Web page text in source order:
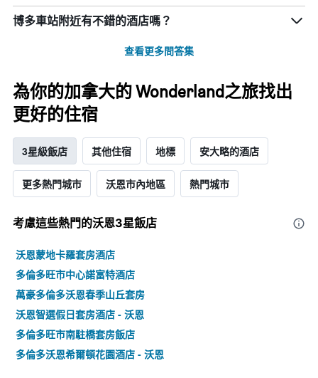
博多車站附近有不錯的酒店嗎？
查看更多問答集
為你的加拿大的 Wonderland之旅找出
更好的住宿
3星級飯店 其他住宿 地標 安大略的酒店
更多熱門城市 沃恩市內地區 熱門城市
考慮這些熱門的沃恩3星​飯店
沃恩蒙地卡羅套房酒店
多倫多旺市中心諾富特酒店
萬豪多倫多沃恩春季山丘套房
沃恩智選假日套房酒店 - 沃恩
多倫多旺市南駐橋套房飯店
多倫多沃恩希爾頓花園酒店 - 沃恩